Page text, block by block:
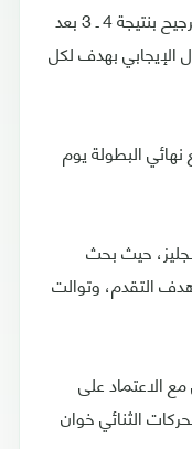
وتغلبت إنجلترا على كولومبيا بركلات الترجيح بنتيجة 4 ـ 3 بعد
الإيجابي بهدف لكل
البطولة يوم
حيث بحث
التقدم، وتوالت
مع الاعتماد على
الثنائي خوان